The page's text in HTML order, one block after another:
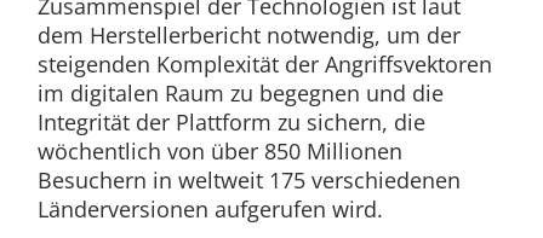
dem Herstellerbericht notwendig, um der
steigenden Komplexität der Angriffsvektoren
im digitalen Raum zu begegnen und die
Integrität der Plattform zu sichern, die
wöchentlich von über 850 Millionen
Besuchern in weltweit 175 verschiedenen
Länderversionen aufgerufen wird.